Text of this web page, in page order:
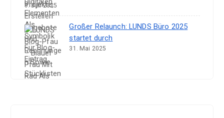
9. Juli 2025
Großer Relaunch: LUNDS Büro 2025
startet durch
31. Mai 2025